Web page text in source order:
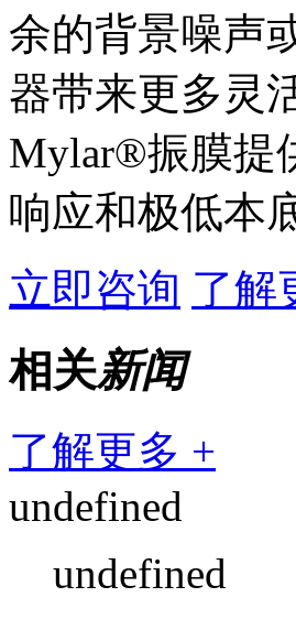
余的背景噪声
器带来更多灵
Mylar®振膜提
响应和极低本
立即咨询 了解
相关新闻
了解更多 +
undefined
undefined